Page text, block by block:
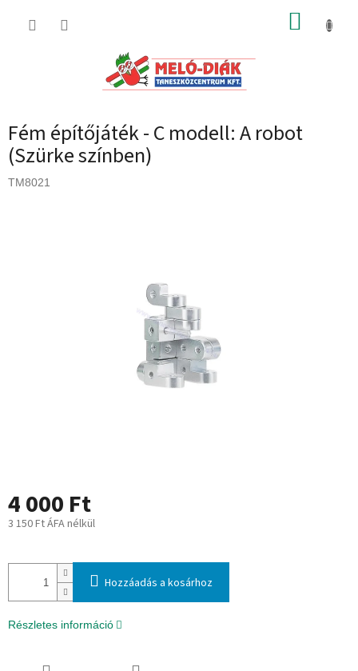
KOSÁR
Fém építőjáték - C modell: A robot
(Szürke színben)
TM8021
4 000 Ft
3 150 Ft ÁFA nélkül
Hozzáadás a kosárhoz
Részletes információ